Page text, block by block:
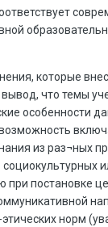
которые
что темы
особенности
из раз¬ных
при постановке
норм